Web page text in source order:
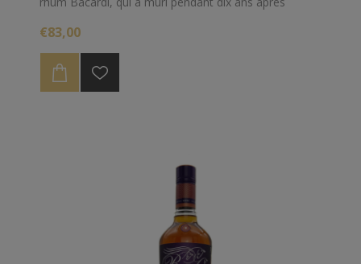
sont formés des arômes de chocolat, de vanille, de
€83,00